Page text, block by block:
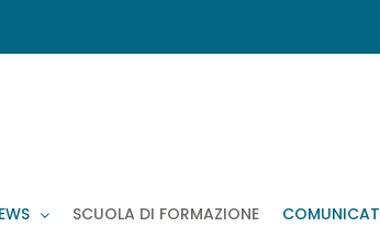
SCUOLA DI FORMAZIONE